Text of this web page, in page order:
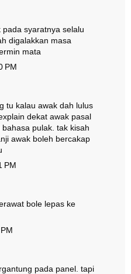
pada syaratnya selalu
digalakkan masa
mata
PM
tu kalau awak dah lulus
dekat awak pasal
pulak. tak kisah
awak boleh bercakap
PM
bole lepas ke
pada panel. tapi